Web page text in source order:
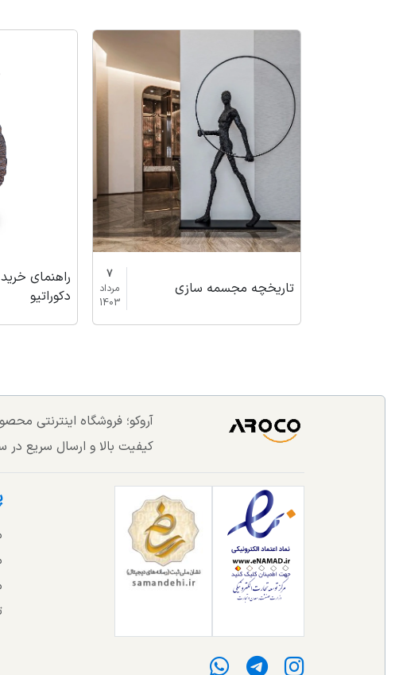
تاریخچه مجسمه سازی
7
مرداد
1403
راهنمای
دکوراتیو
آروکو؛ فروشگاه اینترنتی
کیفیت بالا و ارسال سریع در